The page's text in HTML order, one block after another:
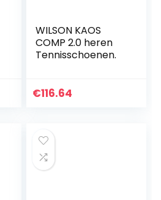
WILSON KAOS
COMP 2.0 heren
Tennisschoenen.
€116.64